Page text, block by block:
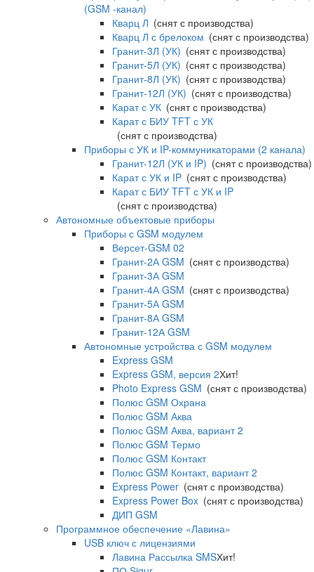
(GSM -канал)
Кварц Л (снят с производства)
Кварц Л с брелоком (снят с производства)
Гранит-3Л (УК) (снят с производства)
Гранит-5Л (УК) (снят с производства)
Гранит-8Л (УК) (снят с производства)
Гранит-12Л (УК) (снят с производства)
Карат с УК (снят с производства)
Карат с БИУ TFT с УК
(снят с производства)
Приборы с УК и IP-коммуникаторами (2 канала)
Гранит-12Л (УК и IP) (снят с производства)
Карат с УК и IP (снят с производства)
Карат с БИУ TFT с УК и IP
(снят с производства)
Автономные объектовые приборы
Приборы с GSM модулем
Версет-GSM 02
Гранит-2А GSM (снят с производства)
Гранит-3А GSM
Гранит-4А GSM (снят с производства)
Гранит-5А GSM
Гранит-8А GSM
Гранит-12А GSM
Автономные устройства с GSM модулем
Express GSM
Express GSM, версия 2Хит!
Photo Express GSM (снят с производства)
Полюс GSM Охрана
Полюс GSM Аква
Полюс GSM Аква, вариант 2
Полюс GSM Термо
Полюс GSM Контакт
Полюс GSM Контакт, вариант 2
Express Power (снят с производства)
Express Power Box (снят с производства)
ДИП GSM
Программное обеспечение «Лавина»
USB ключ с лицензиями
Лавина Рассылка SMSХит!